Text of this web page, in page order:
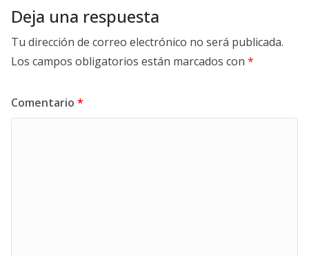
Deja una respuesta
Tu dirección de correo electrónico no será publicada.
Los campos obligatorios están marcados con *
Comentario *